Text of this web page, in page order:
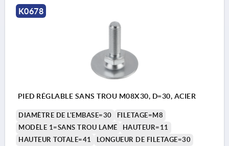
K0678
PIED RÉGLABLE SANS TROU M08X30, D=30, ACIER
DIAMÈTRE DE L'EMBASE=30
FILETAGE=M8
MODÈLE 1=SANS TROU LAMÉ
HAUTEUR=11
HAUTEUR TOTALE=41
LONGUEUR DE FILETAGE=30